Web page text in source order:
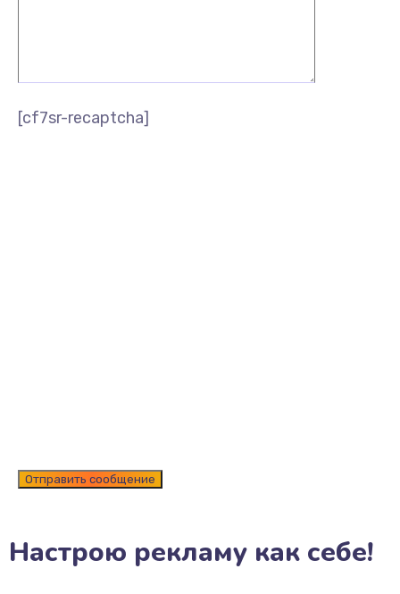
[cf7sr-recaptcha]
Настрою рекламу как себе!